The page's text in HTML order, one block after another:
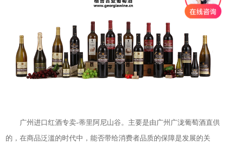
广州进口红酒专卖-蒂里阿尼山谷。主要是由广州广泷葡萄酒直供
的，在商品泛滥的时代中，能否带给消费者品质的保障是发展的关